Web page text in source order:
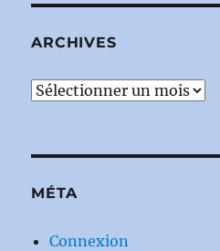
ARCHIVES
Archives
MÉTA
Connexion